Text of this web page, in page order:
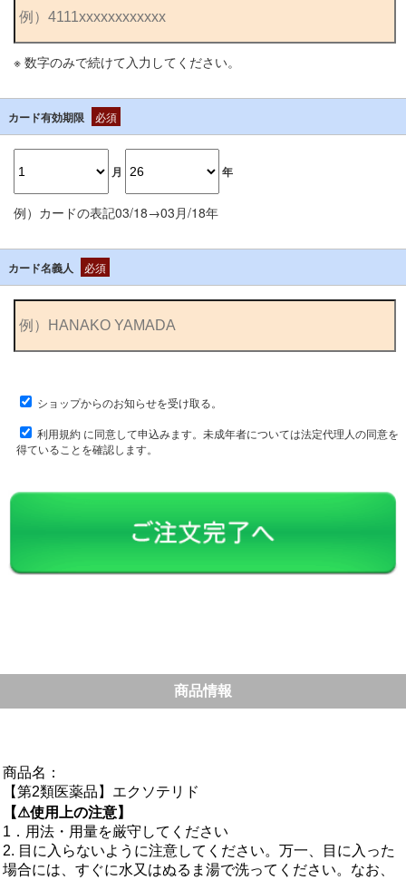
※ 数字のみで続けて入力してください。
カード有効期限 必須
月 年
例）カードの表記03/18→03月/18年
カード名義人 必須
ショップからのお知らせを受け取る。
利用規約に同意して申込みます。未成年者については法定代理人の同意を
得ていることを確認します。
商品情報
商品名：
【第2類医薬品】エクソテリド
【⚠使用上の注意】
1．用法・用量を厳守してください
2. 目に入らないように注意してください。万一、目に入った
場合には、すぐに水又はぬるま湯で洗ってください。なお、